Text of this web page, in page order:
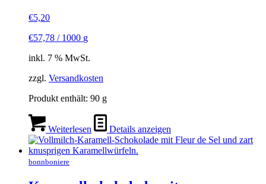
€5,20
€57,78 / 1000 g
inkl. 7 % MwSt.
zzgl. Versandkosten
Produkt enthält: 90 g
Weiterlesen Details anzeigen
bonnboniere